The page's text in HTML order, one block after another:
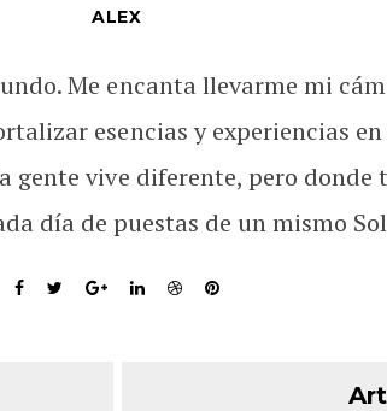
ALEX
Me encanta llevarme mi
esencias y experiencias en
gente vive diferente, pero donde
día de puestas de un mismo